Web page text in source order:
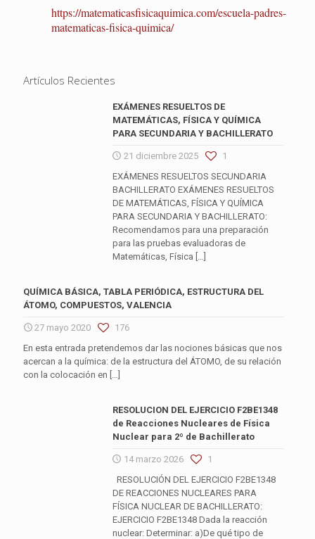
https://matematicasfisicaquimica.com/escuela-padres-
matematicas-fisica-quimica/
Artículos Recientes
EXÁMENES RESUELTOS DE
MATEMÁTICAS, FÍSICA Y QUÍMICA
PARA SECUNDARIA Y BACHILLERATO
21 diciembre 2025
1
EXÁMENES RESUELTOS SECUNDARIA
BACHILLERATO EXÁMENES RESUELTOS
DE MATEMÁTICAS, FÍSICA Y QUÍMICA
PARA SECUNDARIA Y BACHILLERATO:
Recomendamos para una preparación
para las pruebas evaluadoras de
Matemáticas, Física […]
QUÍMICA BÁSICA, TABLA PERIÓDICA, ESTRUCTURA DEL
ÁTOMO, COMPUESTOS, VALENCIA
27 mayo 2020
176
En esta entrada pretendemos dar las nociones básicas que nos
acercan a la química: de la estructura del ÁTOMO, de su relación
con la colocación en […]
RESOLUCION DEL EJERCICIO F2BE1348
de Reacciones Nucleares de Física
Nuclear para 2º de Bachillerato
14 marzo 2026
1
RESOLUCIÓN DEL EJERCICIO F2BE1348
DE REACCIONES NUCLEARES PARA
FÍSICA NUCLEAR DE BACHILLERATO:
EJERCICIO F2BE1348 Dada la reacción
nuclear: Determinar: a)De qué tipo de